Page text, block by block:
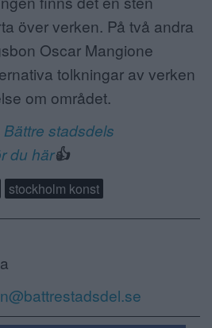
över verken. På två andra
Oscar Mangione
tolkningar av verken
om området.
stadsdels
du här👍
stockholm konst